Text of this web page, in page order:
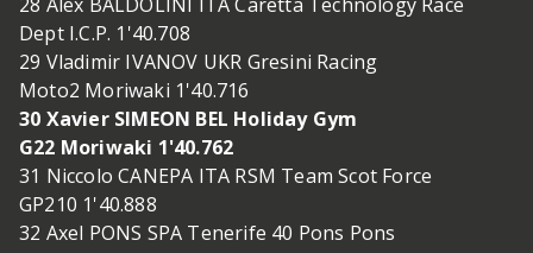
Dept I.C.P. 1'40.708
29 Vladimir IVANOV UKR Gresini Racing
Moto2 Moriwaki 1'40.716
30 Xavier SIMEON BEL Holiday Gym
G22 Moriwaki 1'40.762
31 Niccolo CANEPA ITA RSM Team Scot Force
GP210 1'40.888
32 Axel PONS SPA Tenerife 40 Pons Pons